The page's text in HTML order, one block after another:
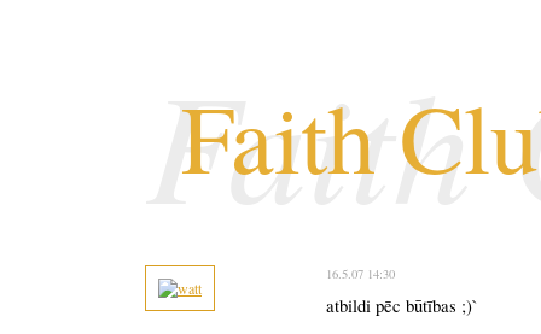
Faith
Faith
16.5.07 14:30
atbildi pēc būtības ;)`